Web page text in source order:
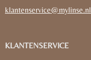
klantenservice@mylinse.nl
KLANTENSERVICE